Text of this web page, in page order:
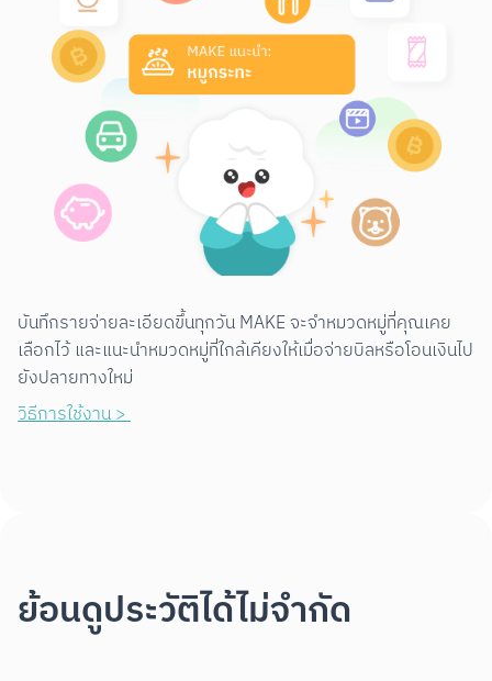
บันทึกรายจ่ายละเอียดขึ้นทุกวัน MAKE จะจำหมวดหมู่ที่คุณเคย
เลือกไว้ และแนะนำหมวดหมู่ที่ใกล้เคียงให้เมื่อจ่ายบิลหรือโอนเงินไป
ยังปลายทางใหม่
วิธีการใช้งาน >
ย้อนดูประวัติได้ไม่จำกัด